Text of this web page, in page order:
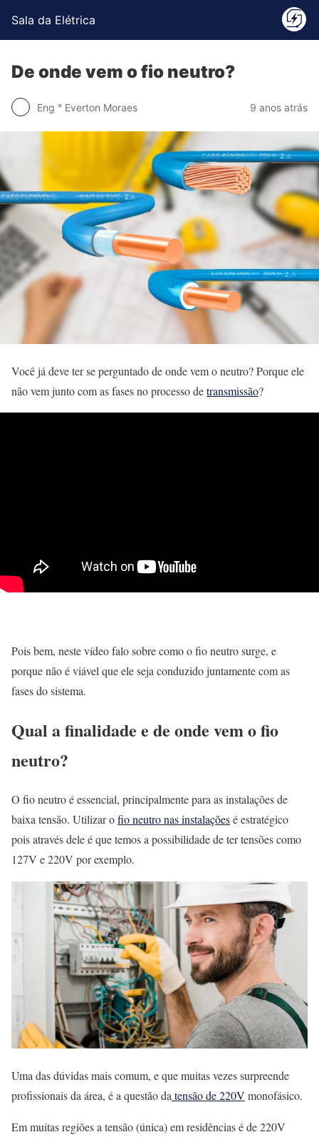
Sala da Elétrica
De onde vem o fio neutro?
Eng ° Everton Moraes 9 anos atrás
Você já deve ter se perguntado de onde vem o neutro? Porque ele
não vem junto com as fases no processo detransmissão?
Pois bem, neste vídeo falo sobre como o fio neutro surge, e
porque não é viável que ele seja conduzido juntamente com as
fases do sistema.
Qual a finalidade e de onde vem o fio
neutro?
O fio neutro é essencial, principalmente para as instalações de
baixa tensão. Utilizar ofio neutro nas instalaçõesé estratégico
pois através dele é que temos a possibilidade de ter tensões como
127V e 220V por exemplo.
Uma das dúvidas mais comum, e que muitas vezes surpreende
profissionais da área, é a questão datensão de 220V monofásico.
Em muitas regiões a tensão (única) em residências é de 220V